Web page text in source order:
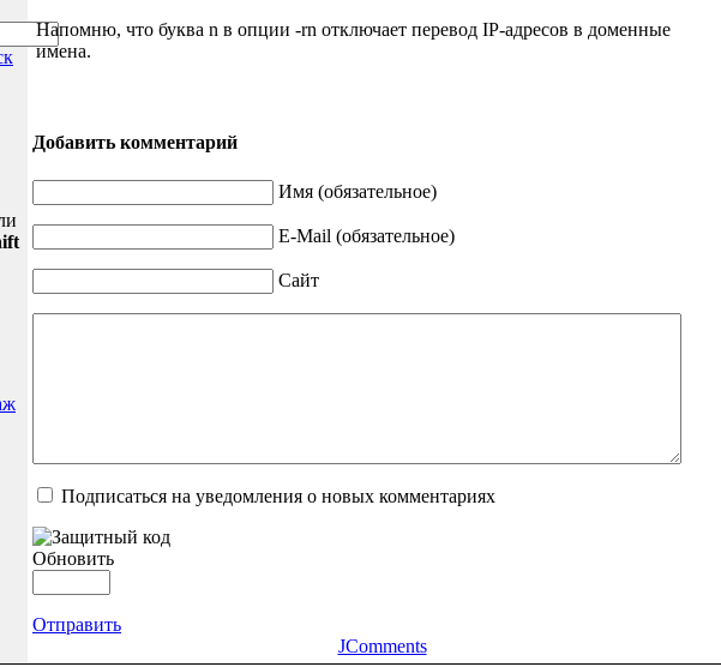
Напомню, что буква n в опции -rn отключает перевод IP-адресов в доменные
имена.
Добавить комментарий
Имя (обязательное)
E-Mail (обязательное)
Сайт
Подписаться на уведомления о новых комментариях
Обновить
Отправить
JComments